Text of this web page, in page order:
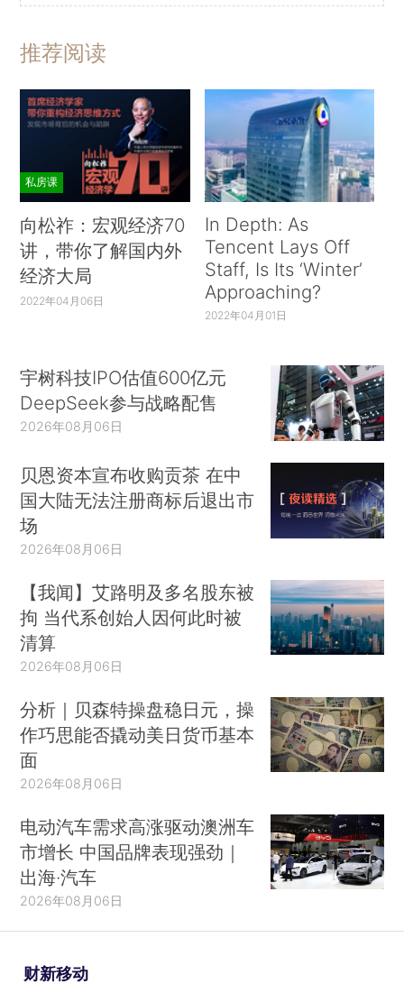
推荐阅读
私房课
向松祚：宏观经济70
讲，带你了解国内外
经济大局
2022年04月06日
In Depth: As
Tencent Lays Off
Staff, Is Its ‘Winter’
Approaching?
2022年04月01日
宇树科技IPO估值600亿元
DeepSeek参与战略配售
2026年08月06日
贝恩资本宣布收购贡茶 在中
国大陆无法注册商标后退出市
场
2026年08月06日
【我闻】艾路明及多名股东被
拘 当代系创始人因何此时被
清算
2026年08月06日
分析｜贝森特操盘稳日元，操
作巧思能否撬动美日货币基本
面
2026年08月06日
电动汽车需求高涨驱动澳洲车
市增长 中国品牌表现强劲｜
出海·汽车
2026年08月06日
财新移动